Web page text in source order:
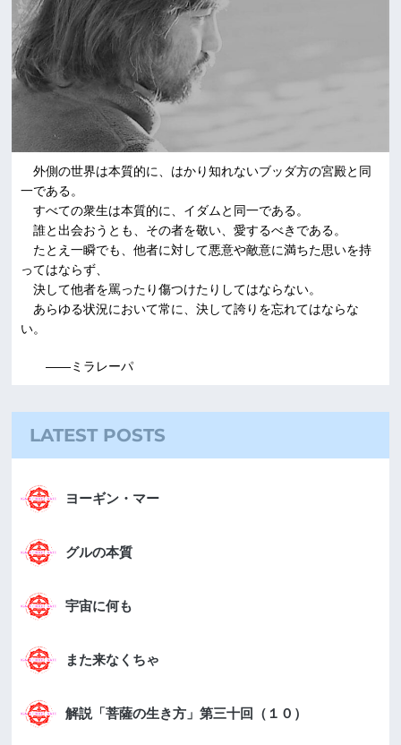
外側の世界は本質的に、はかり知れないブッダ方の宮殿と同
一である。
すべての衆生は本質的に、イダムと同一である。
誰と出会おうとも、その者を敬い、愛するべきである。
たとえ一瞬でも、他者に対して悪意や敵意に満ちた思いを持
ってはならず、
決して他者を罵ったり傷つけたりしてはならない。
あらゆる状況において常に、決して誇りを忘れてはならな
い。
――ミラレーパ
LATEST POSTS
ヨーギン・マー
グルの本質
宇宙に何も
また来なくちゃ
解説「菩薩の生き方」第三十回（１０）